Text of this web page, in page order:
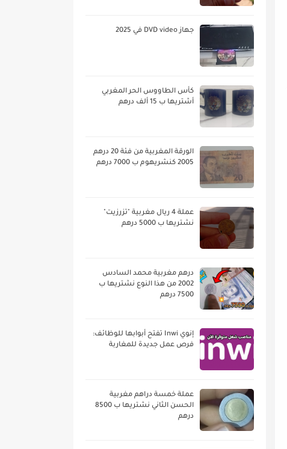
جهاز DVD video في 2025
كأس الطاووس الحر المغربي
أشتريها ب 15 ألف درهم
الورقة المغربية من فئة 20 درهم
2005 كنشريهوم ب 7000 درهم
عملة 4 ريال مغربية "تزرزيت"
نشتريها ب 5000 درهم
درهم مغربية محمد السادس
2002 من هذا النوع نشتريها ب
7500 درهم
إنوي Inwi تفتح أبوابها للوظائف:
فرص عمل جديدة للمغاربة
عملة خمسة دراهم مغربية
الحسن الثاني نشتريها ب 8500
درهم